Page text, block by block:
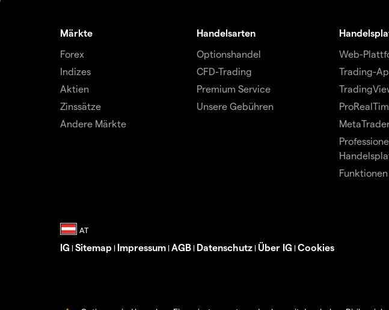
Märkte
Forex
Indizes
Aktien
Zinssätze
Andere Märkte
Handelsarten
Optionshandel
CFD-Trading
Premium Service
Unsere Gebühren
Web-
Trading-
IG | Sitemap | Impressum | AGB | Datenschutz | Über IG | Cookies